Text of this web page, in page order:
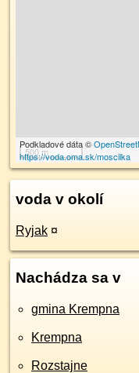
500 m
Podkladové dáta ©
https://voda.oma.sk/moscilka
voda v okolí
Ryjak ¤
Nachádza sa v
gmina Krempna
Krempna
Rozstajne